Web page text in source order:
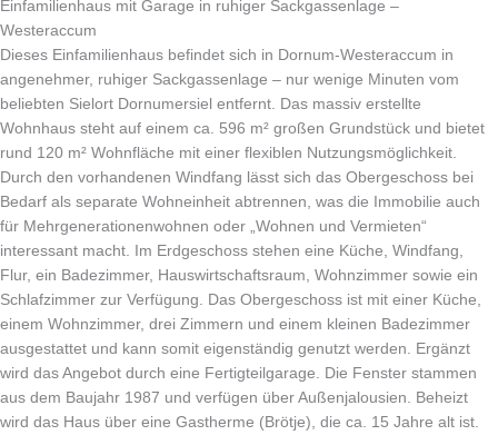
Einfamilienhaus mit Garage in ruhiger Sackgassenlage –
Westeraccum
Dieses Einfamilienhaus befindet sich in Dornum-Westeraccum in
angenehmer, ruhiger Sackgassenlage – nur wenige Minuten vom
beliebten Sielort Dornumersiel entfernt. Das massiv erstellte
Wohnhaus steht auf einem ca. 596 m² großen Grundstück und bietet
rund 120 m² Wohnfläche mit einer flexiblen Nutzungsmöglichkeit.
Durch den vorhandenen Windfang lässt sich das Obergeschoss bei
Bedarf als separate Wohneinheit abtrennen, was die Immobilie auch
für Mehrgenerationenwohnen oder „Wohnen und Vermieten“
interessant macht. Im Erdgeschoss stehen eine Küche, Windfang,
Flur, ein Badezimmer, Hauswirtschaftsraum, Wohnzimmer sowie ein
Schlafzimmer zur Verfügung. Das Obergeschoss ist mit einer Küche,
einem Wohnzimmer, drei Zimmern und einem kleinen Badezimmer
ausgestattet und kann somit eigenständig genutzt werden. Ergänzt
wird das Angebot durch eine Fertigteilgarage. Die Fenster stammen
aus dem Baujahr 1987 und verfügen über Außenjalousien. Beheizt
wird das Haus über eine Gastherme (Brötje), die ca. 15 Jahre alt ist.